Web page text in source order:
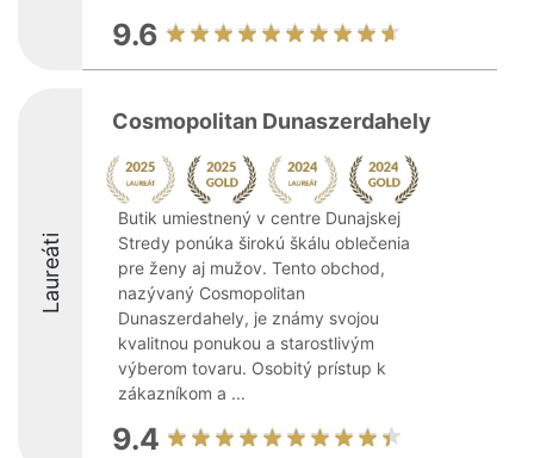
9.6
Laureáti
Cosmopolitan Dunaszerdahely
Butik umiestnený v centre Dunajskej
Stredy ponúka širokú škálu oblečenia
pre ženy aj mužov. Tento obchod,
nazývaný Cosmopolitan
Dunaszerdahely, je známy svojou
kvalitnou ponukou a starostlivým
výberom tovaru. Osobitý prístup k
zákazníkom a ...
9.4